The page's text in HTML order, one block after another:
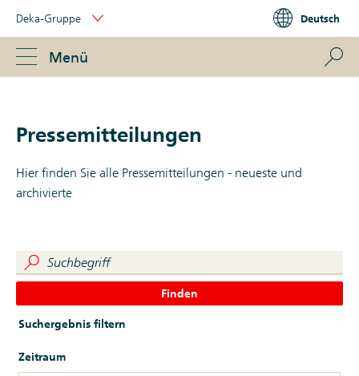
Links
Navigation
Portal
Navigation
Deka-Gruppe Deutsch
Menü
Pressemitteilungen
Hier finden Sie alle Pressemitteilungen - neueste und
archivierte
Finden
Suchergebnis filtern
Zeitraum